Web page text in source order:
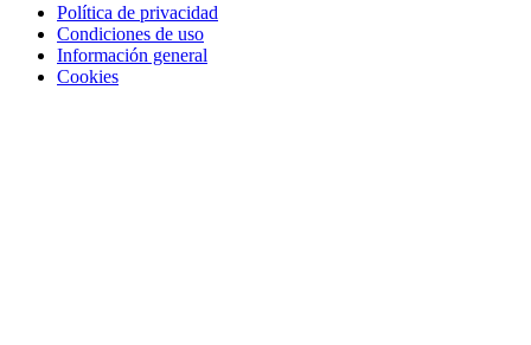
Política de privacidad
Condiciones de uso
Información general
Cookies